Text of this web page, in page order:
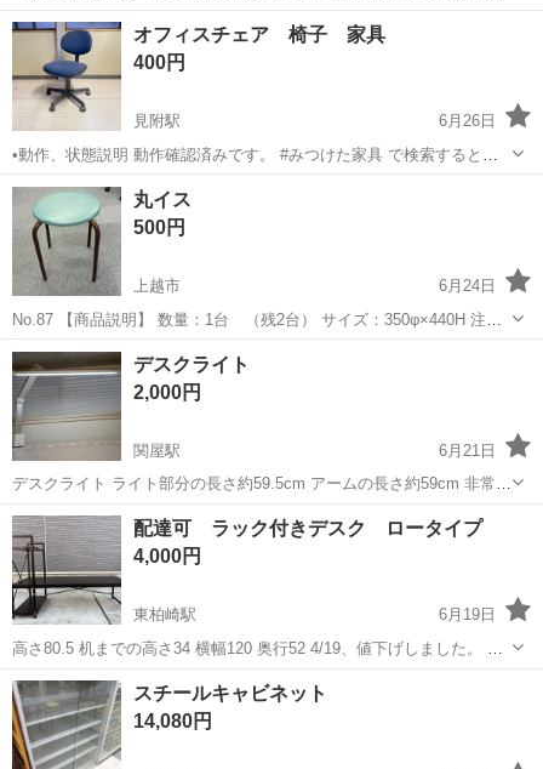
レーターや検査作業！未経験活躍中★カップル＆友達同士の応募OK！
赴任旅費会社負担★嬉しい無料送迎◎正社員登用制度あり！マイカー
通勤OK！無料駐車場完備！《長野県茅...
長野 茅野市
オフィスチェア 椅子 家具
400円
見附駅
6月26日
•動作、状態説明 動作確認済みです。 #みつけた家具 で検索すると当
店のカテゴリ毎に商品を検索可能ですのでお求めの商品が探しやすく
なります！ ※2026年3月6日実施の為、それ以前の物は表示されませ
ん。 順次付け加え...
新潟 見附市 見附駅
丸イス
500円
上越市
6月24日
No.87 【商品説明】 数量：1台 （残2台） サイズ：350φ×440H 注
意：使用に伴った傷・剥がれ等が多少あるかも知れません。よく状態
を確認の上ご購入下さい。 【受け渡し方法】 教室に...
新潟 上越市 オフィス用家具
デスクライト
2,000円
関屋駅
6月21日
デスクライト ライト部分の長さ約59.5cm アームの長さ約59cm 非常に
明るいてす。 調光機能はありません。
新潟 新潟市 関屋駅 オフィス用家具
配達可 ラック付きデスク ロータイプ
4,000円
東柏崎駅
6月19日
高さ80.5 机までの高さ34 横幅120 奥行52 4/19、値下げしました。 写
真の状態でのお渡しになります。 サビのある場所があります。
新潟 柏崎市 東柏崎駅 オフィス用家具
スチールキャビネット
14,080円